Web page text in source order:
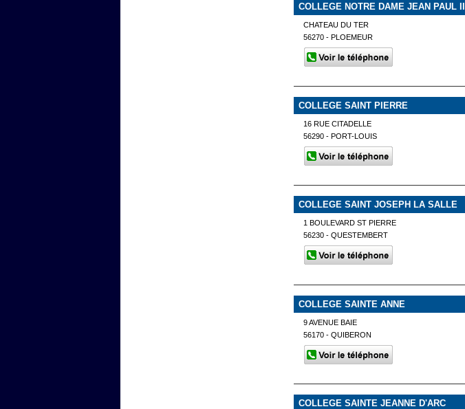
COLLEGE NOTRE DAME JEAN PAUL II
CHATEAU DU TER
56270 - PLOEMEUR
COLLEGE SAINT PIERRE
16 RUE CITADELLE
56290 - PORT-LOUIS
COLLEGE SAINT JOSEPH LA SALLE
1 BOULEVARD ST PIERRE
56230 - QUESTEMBERT
COLLEGE SAINTE ANNE
9 AVENUE BAIE
56170 - QUIBERON
COLLEGE SAINTE JEANNE D'ARC